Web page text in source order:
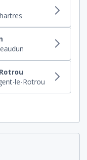
le-Rotrou